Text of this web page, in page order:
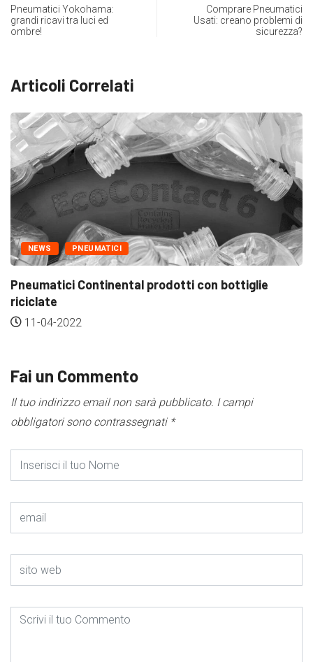
Pneumatici Yokohama:
grandi ricavi tra luci ed
ombre!
Comprare Pneumatici
Usati: creano problemi di
sicurezza?
Articoli Correlati
AUTO NEWS
Ferrari Purosangue – le nostre considerazioni
dopo...
26-03-2022
Fai un Commento
Il tuo indirizzo email non sarà pubblicato. I campi
obbligatori sono contrassegnati *